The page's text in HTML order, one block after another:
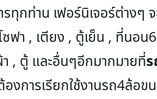
ทุกท่าน เฟอร์นิเจอร์ต่างๆ
ซฟา , เตียง , ตู้เย็น , ที่นอ
า , ตู้ และอื่นๆอีกมากมายที่
องการเรียกใช้งานรถ4ล้อ